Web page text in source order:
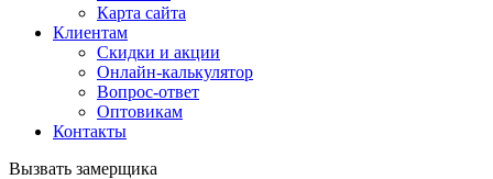
Карта сайта
Клиентам
Скидки и акции
Онлайн-калькулятор
Вопрос-ответ
Оптовикам
Контакты
Вызвать замерщика